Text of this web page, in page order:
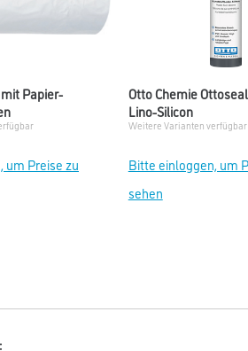
mit Papier-
um Preise zu
Otto Chemie Ottoseal
Lino-Silicon
Weitere Varianten verfügbar
Bitte einloggen, um
sehen